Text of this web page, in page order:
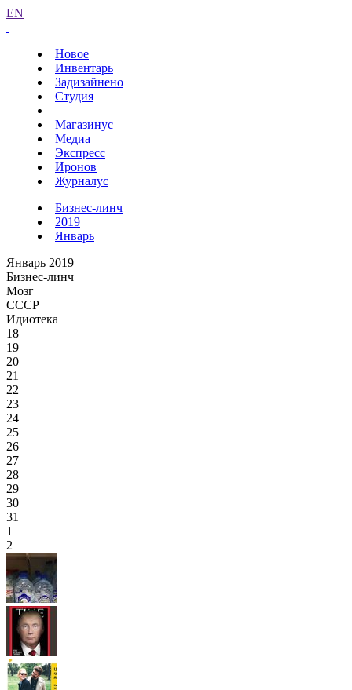
EN
Новое
Инвентарь
Задизайнено
Студия
Магазинус
Медиа
Экспресс
Иронов
Журналус
Бизнес-линч
2019
Январь
Январь 2019
Бизнес-линч
Мозг
СССР
Идиотека
18
19
20
21
22
23
24
25
26
27
28
29
30
31
1
2